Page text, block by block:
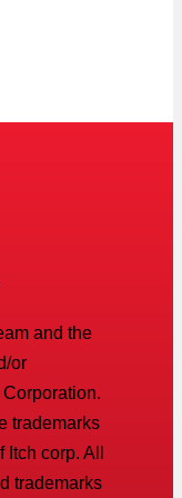
and the
or
trademarks
corp. All
trademarks